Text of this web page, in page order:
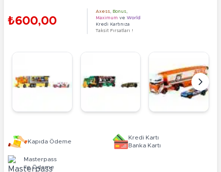
₺600,00
Axess Bonus
Maximum ve World
Kredi Kartınıza
Taksit Fırsatları !
Kapıda Ödeme
Kredi Kartı
Banka Kartı
Masterpass
ile Ödeme